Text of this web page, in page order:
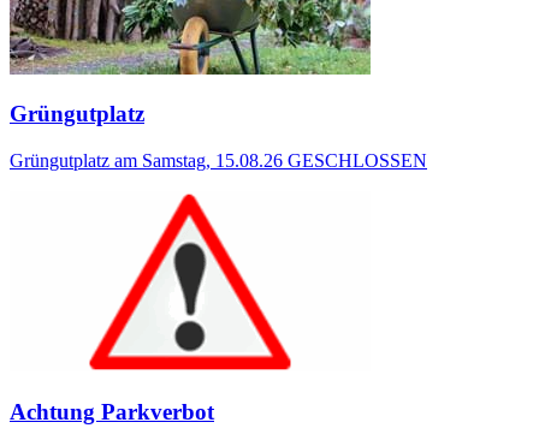
Grüngutplatz
Grüngutplatz am Samstag, 15.08.26 GESCHLOSSEN
Achtung Parkverbot